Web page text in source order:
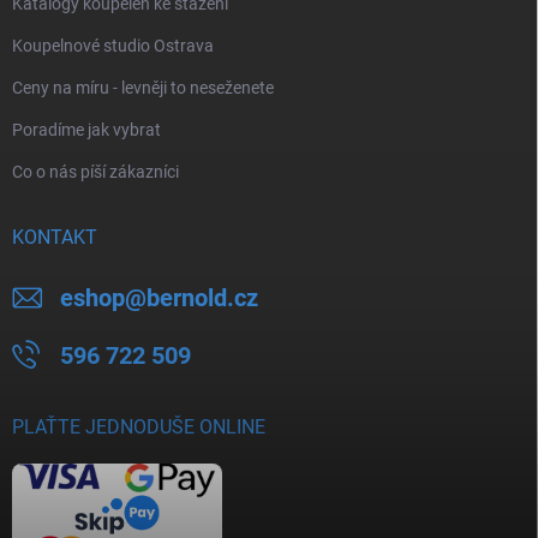
Koupelnové studio Ostrava
Ceny na míru - levněji to neseženete
Poradíme jak vybrat
Co o nás píší zákazníci
KONTAKT
eshop@bernold.cz
596 722 509
PLAŤTE JEDNODUŠE ONLINE